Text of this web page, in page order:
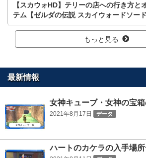
【スカウォHD】テリーの店への行き方と
テム【ゼルダの伝説 スカイウォードソード
もっと見る
最新情報
女神キューブ・女神の宝
2021年8月17日 データ
ハートのカケラの入手場